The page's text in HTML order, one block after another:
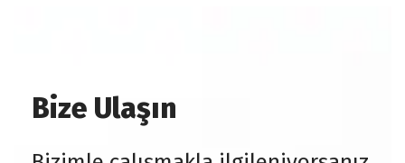
Bize Ulaşın